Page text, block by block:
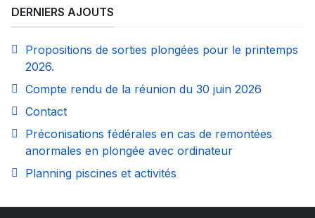
DERNIERS AJOUTS
Propositions de sorties plongées pour le printemps
2026.
Compte rendu de la réunion du 30 juin 2026
Contact
Préconisations fédérales en cas de remontées
anormales en plongée avec ordinateur
Planning piscines et activités